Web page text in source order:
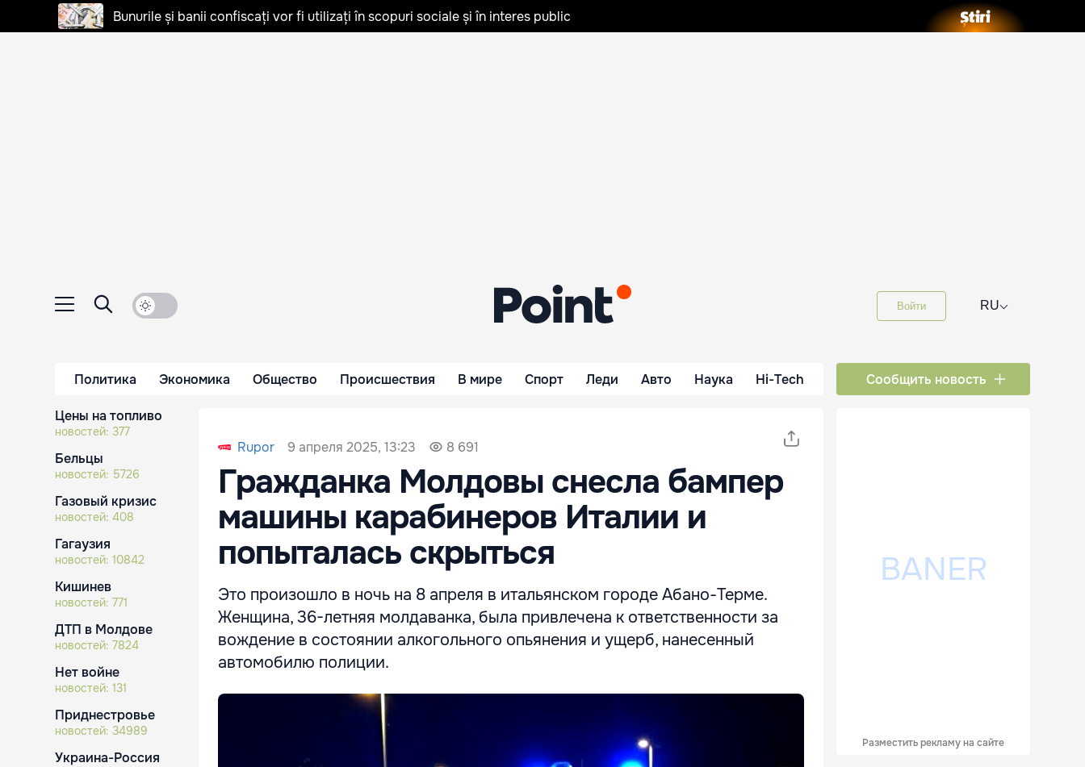
Bunurile și banii confiscați vor fi utilizați în scopuri sociale și în interes public
Войти RU⌵
Политика Экономика Общество Происшествия В мире Спорт Леди Авто Наука Hi-Tech Сообщить новость
Цены на топливо
новостей: 377
Бельцы
новостей: 5726
Газовый кризис
новостей: 408
Гагаузия
новостей: 10842
Кишинев
новостей: 771
ДТП в Молдове
новостей: 7824
Нет войне
новостей: 131
Приднестровье
новостей: 34989
Украина-Россия
Rupor 9 апреля 2025, 13:23 8 691
Гражданка Молдовы снесла бампер
машины карабинеров Италии и
попыталась скрыться
Это произошло в ночь на 8 апреля в итальянском городе Абано-Терме.
Женщина, 36-летняя молдаванка, была привлечена к ответственности за
вождение в состоянии алкогольного опьянения и ущерб, нанесенный
автомобилю полиции.
Разместить рекламу на сайте